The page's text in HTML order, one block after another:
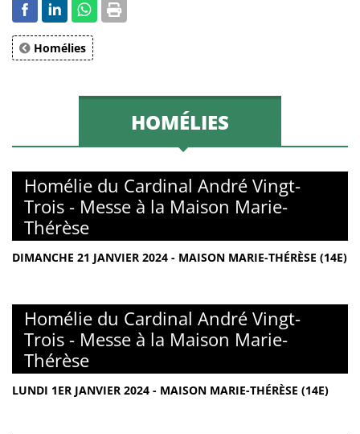
Homélies
HOMÉLIES
Homélie du Cardinal André Vingt-
Trois - Messe à la Maison Marie-
Thérèse
DIMANCHE 21 JANVIER 2024 - MAISON MARIE-THÉRÈSE (14E)
Homélie du Cardinal André Vingt-
Trois - Messe à la Maison Marie-
Thérèse
LUNDI 1ER JANVIER 2024 - MAISON MARIE-THÉRÈSE (14E)